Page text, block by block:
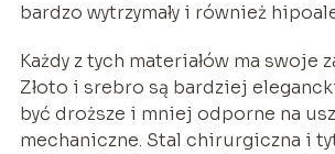
bardzo wytrzymały i również
Każdy z tych materiałów ma swoje
Złoto i srebro są bardziej
być droższe i mniej odporne na
mechaniczne. Stal chirurgiczna i